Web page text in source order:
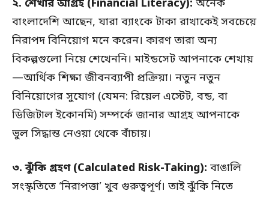
২. শেখার আগ্রহ (Financial Literacy): অনেক
বাংলাদেশি আছেন, যারা ব্যাংকে টাকা রাখাকেই সবচেয়ে
নিরাপদ বিনিয়োগ মনে করেন। কারণ তারা অন্য
বিকল্পগুলো নিয়ে শেখেননি। মাইন্ডসেট আপনাকে শেখায়
—আর্থিক শিক্ষা জীবনব্যাপী প্রক্রিয়া। নতুন নতুন
বিনিয়োগের সুযোগ (যেমন: রিয়েল এস্টেট, বন্ড, বা
ডিজিটাল ইকোনমি) সম্পর্কে জানার আগ্রহ আপনাকে
ভুল সিদ্ধান্ত নেওয়া থেকে বাঁচায়।
৩. ঝুঁকি গ্রহণ (Calculated Risk-Taking): বাঙালি
সংস্কৃতিতে ‘নিরাপত্তা’ খুব গুরুত্বপূর্ণ। তাই ঝুঁকি নিতে